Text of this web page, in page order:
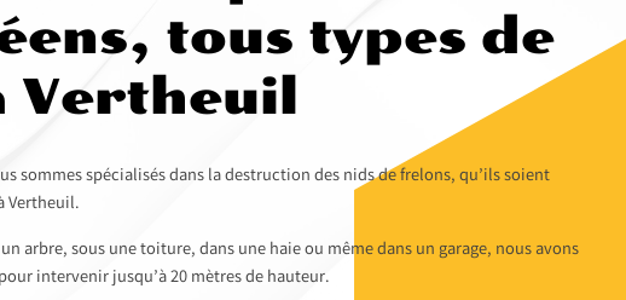
tous types de
Vertheuil
sommes spécialisés dans la destruction des nids de frelons, qu’ils soient
Vertheuil.
arbre, sous une toiture, dans une haie ou même dans un garage, nous avons
intervenir jusqu’à 20 mètres de hauteur.